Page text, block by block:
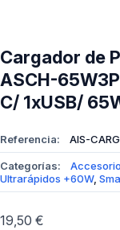
Cargador de
ASCH-
C/ 1xUSB/
Referencia: AIS-
Categorías:
Ultrarápidos +60W,
19,50 €